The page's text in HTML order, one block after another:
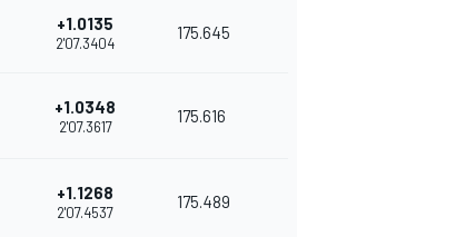
+1.0135
2'07.3404
175.645
+1.0348
2'07.3617
175.616
+1.1268
2'07.4537
175.489